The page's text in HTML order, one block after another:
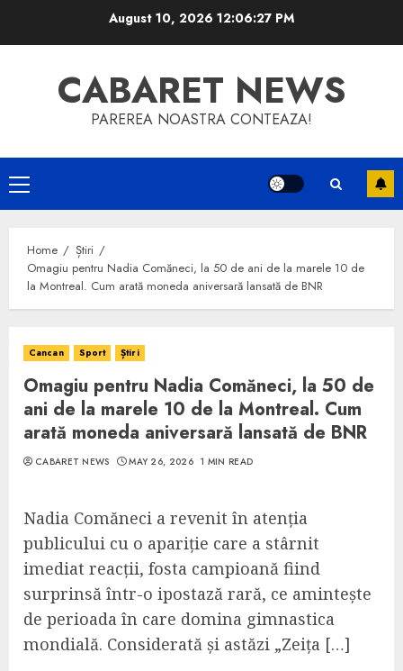
August 10, 2026 12:06:28 PM
CABARET NEWS
PAREREA NOASTRA CONTEAZA!
Primary
Menu
Home
Știri
Omagiu pentru Nadia Comăneci, la 50 de ani de la marele 10 de
la Montreal. Cum arată moneda aniversară lansată de BNR
Cancan Sport Știri
Omagiu pentru Nadia Comăneci, la 50 de
ani de la marele 10 de la Montreal. Cum
arată moneda aniversară lansată de BNR
CABARET NEWS MAY 26, 2026 1 MIN READ
Nadia Comăneci a revenit în atenția
publicului cu o apariție care a stârnit
imediat reacții, fosta campioană fiind
surprinsă într-o ipostază rară, ce amintește
de perioada în care domina gimnastica
mondială. Considerată și astăzi „Zeița […]